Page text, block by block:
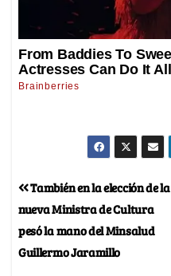
También en la elección de la
nueva Ministra de Cultura
pesó la mano del Minsalud
Guillermo Jaramillo